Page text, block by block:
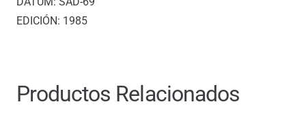
EDICIÓN: 1985
Productos Relacionados